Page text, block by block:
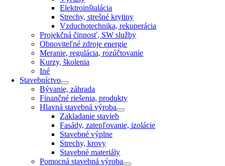
Elektroinštalácia
Strechy, strešné krytiny
Vzduchotechnika, rekuperácia
Projekčná činnosť, SW služby
Obnoviteľné zdroje energie
Meranie, regulácia, rozúčtovanie
Kurzy, školenia
Iné
Stavebníctvo
Bývanie, záhrada
Finančné riešenia, produkty
Hlavná stavebná výroba
Zakladanie stavieb
Fasády, zatepľovanie, izolácie
Stavebné výplne
Strechy, krovy
Stavebné materiály
Pomocná stavebná výroba